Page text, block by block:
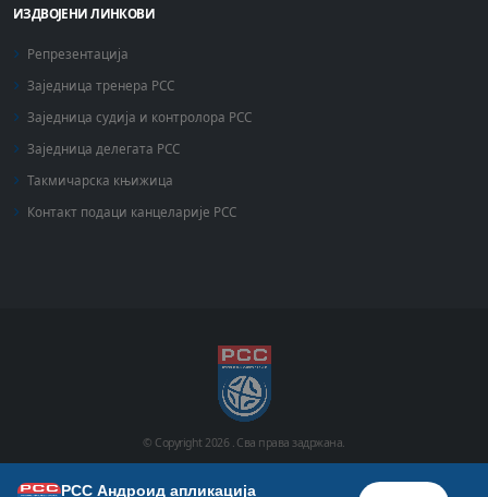
ИЗДВОЈЕНИ ЛИНКОВИ
Репрезентација
Заједница тренера РСС
Заједница судија и контролора РСС
Заједница делегата РСС
Такмичарска књижица
Контакт подаци канцеларије РСС
© Copyright2026 . Сва права задржана.
РСС Андроид апликација